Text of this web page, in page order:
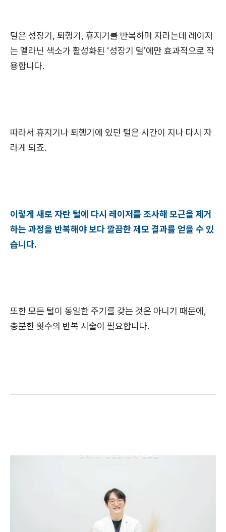
털은 성장기, 퇴행기, 휴지기를 반복하며 자라는데 레이저
는 멜라닌 색소가 활성화된 ‘성장기 털’에만 효과적으로 작
용합니다.
따라서 휴지기나 퇴행기에 있던 털은 시간이 지나 다시 자
라게 되죠.
이렇게 새로 자란 털에 다시 레이저를 조사해 모근을 제거
하는 과정을 반복해야 보다 깔끔한 제모 결과를 얻을 수 있
습니다.
또한 모든 털이 동일한 주기를 갖는 것은 아니기 때문에,
충분한 횟수의 반복 시술이 필요합니다.